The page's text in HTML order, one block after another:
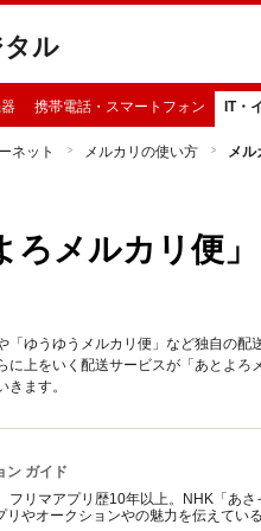
ル
携帯電話・スマートフォン IT・
ネット メルカリの使い方 メル
ろメルカリ便
「ゆうゆうメルカリ便」など独自の
に上をいく配送サービスが「あとよ
ます。
ン ガイド
フリマアプリ歴10年以上。NHK「あ
やオークションやの魅力を伝えている